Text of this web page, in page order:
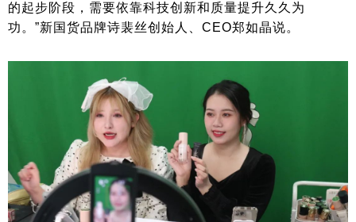
的起步阶段，需要依靠科技创新和质量提升久久为
功。”新国货品牌诗裴丝创始人、CEO郑如晶说。